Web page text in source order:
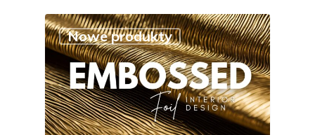
Nowe produkty